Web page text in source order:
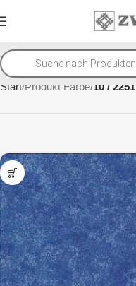
Start Produkt Farbe 10 / 2251